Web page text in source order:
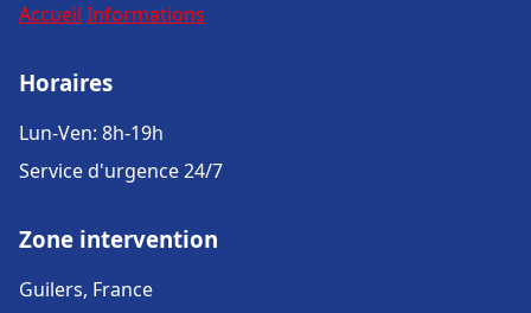
Accueil Informations
Horaires
Lun-Ven: 8h-19h
Service d'urgence 24/7
Zone intervention
Guilers, France